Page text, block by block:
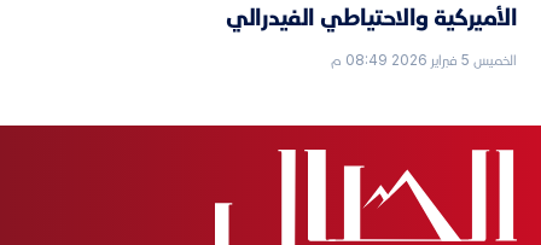
الأميركية والاحتياطي الفيدرالي
الخميس 5 فبراير 2026 08:49 م